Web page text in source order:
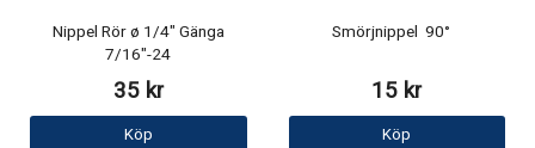
Nippel Rör ø 1/4" Gänga
7/16"-24
35 kr
Köp
Smörjnippel 90°
15 kr
Köp